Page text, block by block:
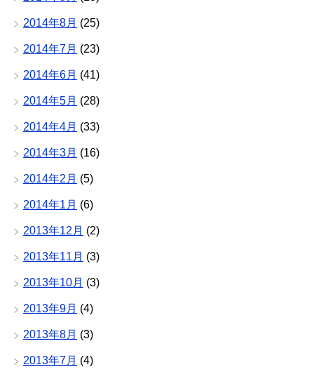
2014年8月 (25)
2014年7月 (23)
2014年6月 (41)
2014年5月 (28)
2014年4月 (33)
2014年3月 (16)
2014年2月 (5)
2014年1月 (6)
2013年12月 (2)
2013年11月 (3)
2013年10月 (3)
2013年9月 (4)
2013年8月 (3)
2013年7月 (4)